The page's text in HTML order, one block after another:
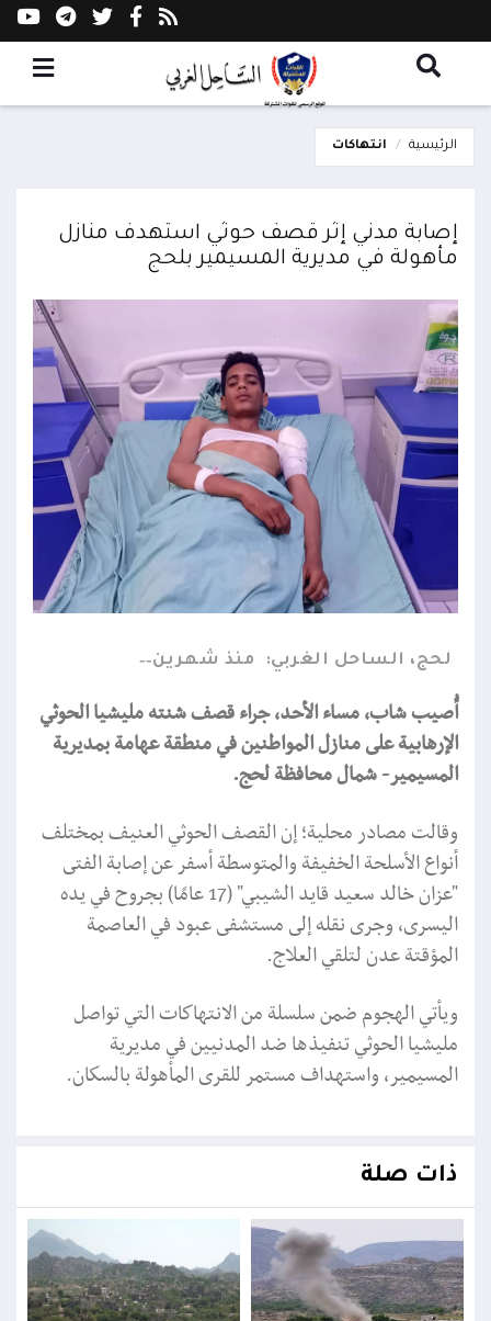
الرئيسية انتهاكات
إصابة مدني إثر قصف حوثي استهدف منازل
مأهولة في مديرية المسيمير بلحج
لحج، الساحل الغربي: منذ شهرين
أُصيب شاب، مساء الأحد، جراء قصف شنته مليشيا الحوثي
الإرهابية على منازل المواطنين في منطقة عهامة بمديرية
المسيمير- شمال محافظة لحج.
وقالت مصادر محلية؛ إن القصف الحوثي العنيف بمختلف
أنواع الأسلحة الخفيفة والمتوسطة أسفر عن إصابة الفتى
"عزان خالد سعيد قايد الشيبي" (17 عامًا) بجروح في يده
اليسرى، وجرى نقله إلى مستشفى عبود في العاصمة
المؤقتة عدن لتلقي العلاج.
ويأتي الهجوم ضمن سلسلة من الانتهاكات التي تواصل
مليشيا الحوثي تنفيذها ضد المدنيين في مديرية
المسيمير، واستهداف مستمر للقرى المأهولة بالسكان.
ذات صلة